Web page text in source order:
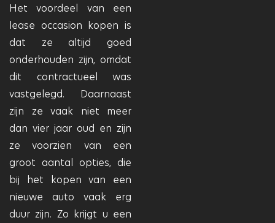
Het voordeel van een
lease occasion kopen is
dat ze altijd goed
onderhouden zijn, omdat
dit contractueel was
vastgelegd. Daarnaast
zijn ze vaak niet meer
dan vier jaar oud en zijn
ze voorzien van een
groot aantal opties, die
bij het kopen van een
nieuwe auto vaak erg
duur zijn. Zo krijgt u een